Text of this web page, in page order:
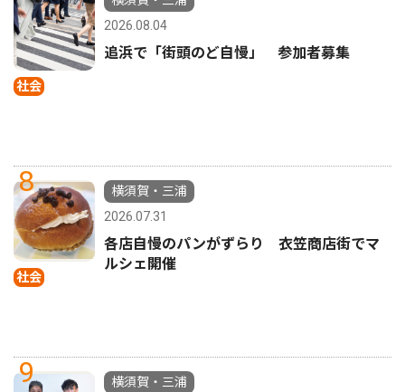
社会
2026.08.04
追浜で「街頭のど自慢」 参加者募集
8
社会
横須賀・三浦
2026.07.31
各店自慢のパンがずらり 衣笠商店街でマ
ルシェ開催
9
横須賀・三浦